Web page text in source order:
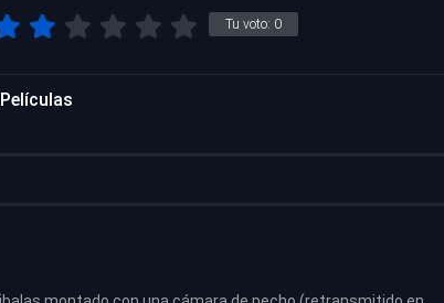
Tu voto: 0